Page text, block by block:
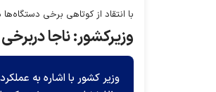
با انتقاد از کوتاهی برخی
وزیرکشور: ناجا
وزیر کشور با اشاره به